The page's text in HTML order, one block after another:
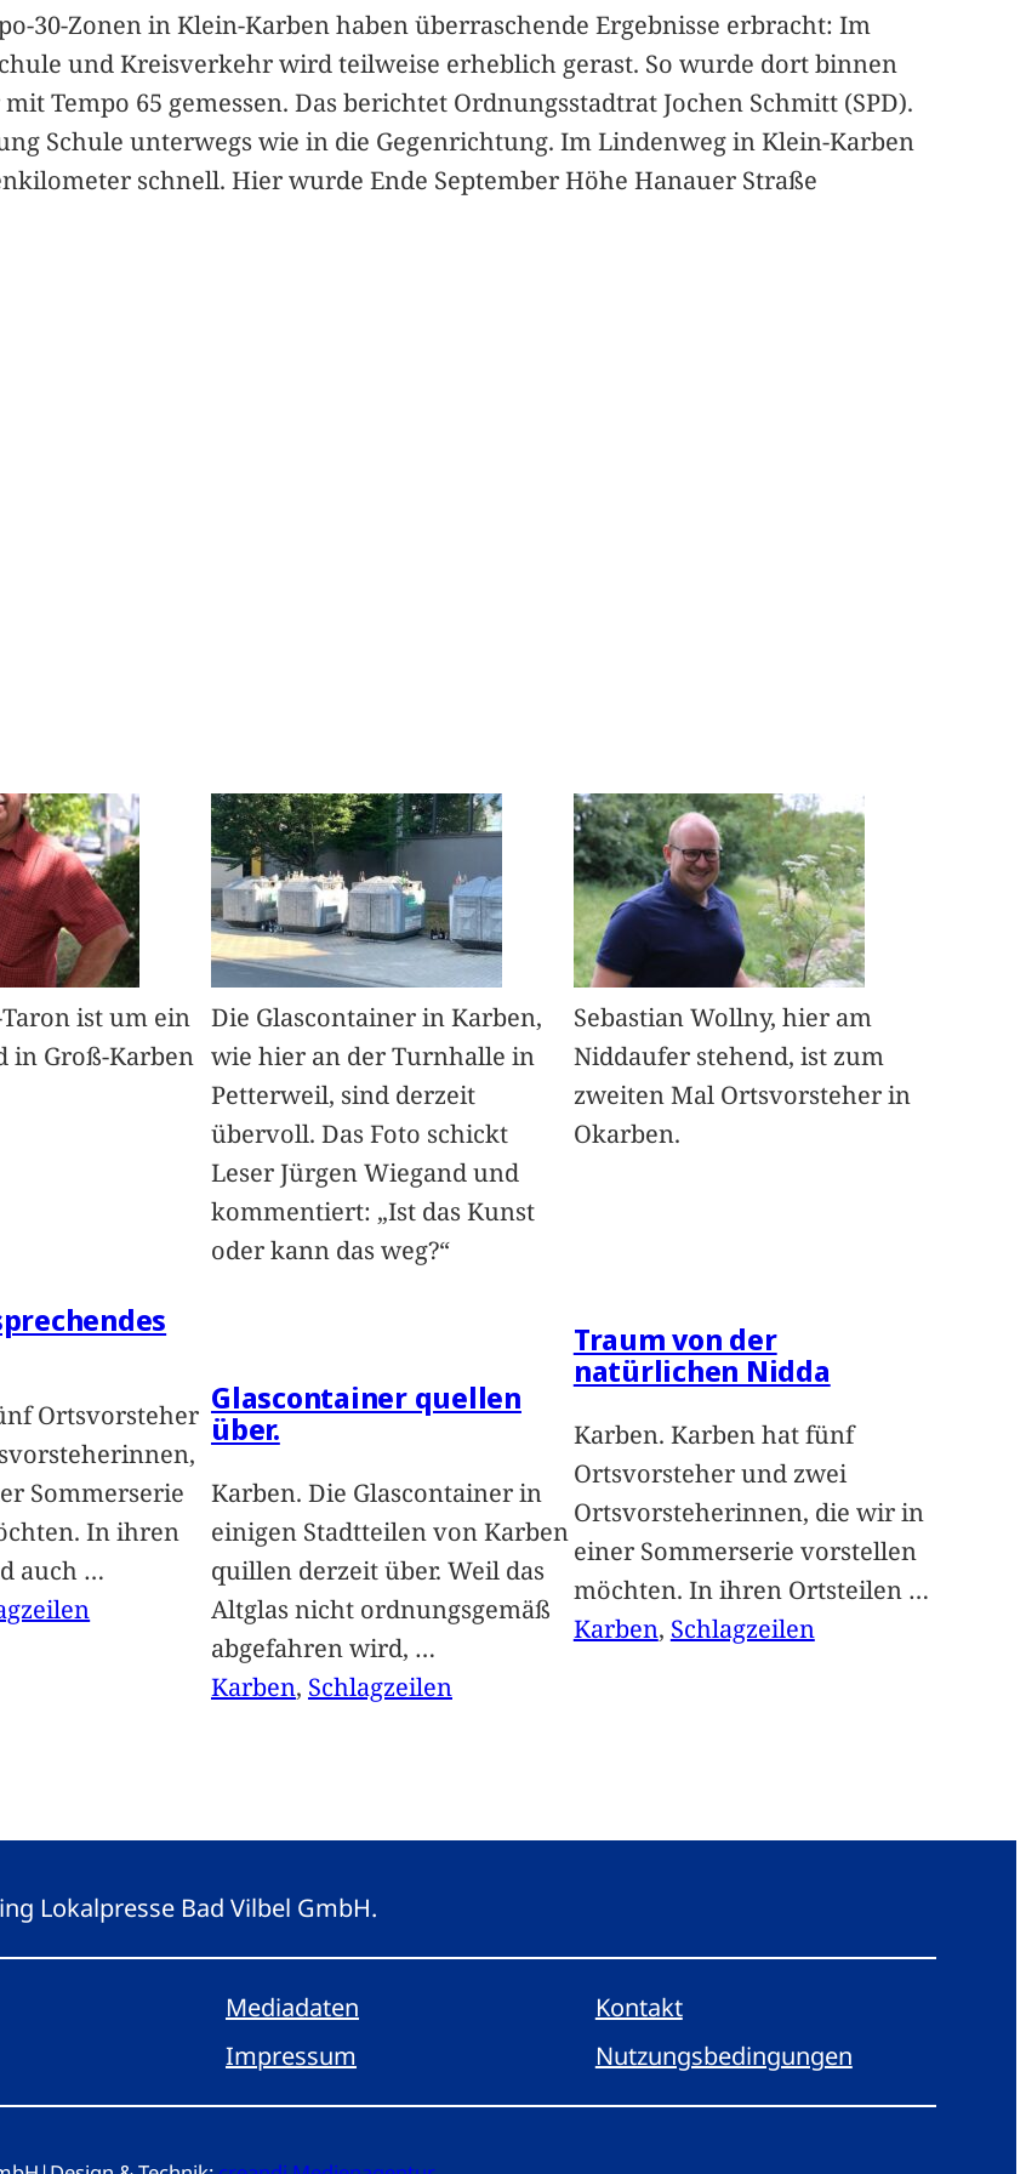
30-Zonen in Klein-Karben haben überraschende Ergebnisse erbracht: Im
und Kreisverkehr wird teilweise erheblich gerast. So wurde dort binnen
Tempo 65 gemessen. Das berichtet Ordnungsstadtrat Jochen Schmitt (SPD).
Schule unterwegs wie in die Gegenrichtung. Im Lindenweg in Klein-Karben
schnell. Hier wurde Ende September Höhe Hanauer Straße
ist um ein
in Groß-Karben
Ortsvorsteher
Sommerserie
In ihren
auch …
Die Glascontainer in Karben,
wie hier an der Turnhalle in
Petterweil, sind derzeit
übervoll. Das Foto schickt
Leser Jürgen Wiegand und
kommentiert: „Ist das Kunst
oder kann das weg?“
Glascontainer quellen
über.
Karben. Die Glascontainer in
einigen Stadtteilen von Karben
quillen derzeit über. Weil das
Altglas nicht ordnungsgemäß
abgefahren wird, …
Karben, Schlagzeilen
Sebastian Wollny, hier am
Niddaufer stehend, ist zum
zweiten Mal Ortsvorsteher in
Okarben.
Traum von der
natürlichen Nidda
Karben. Karben hat fünf
Ortsvorsteher und zwei
Ortsvorsteherinnen, die wir in
einer Sommerserie vorstellen
möchten. In ihren Ortsteilen …
Karben, Schlagzeilen
Lokalpresse Bad Vilbel GmbH.
Mediadaten
Kontakt
Impressum Nutzungsbedingungen